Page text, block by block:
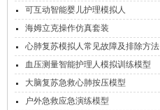
可互动智能婴儿护理模拟人
海姆立克操作仿真套装
心肺复苏模拟人常见故障及排除方法
血压测量智能护理人模拟训练模型
大脑复苏急救心肺按压模型
户外急救应急演练模型